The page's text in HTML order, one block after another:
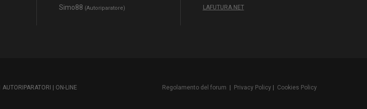
Simo88 (Autoriparatore)
LAFUTURA.NET
AUTORIPARATORI | ON-LINE Regolamento del forum Privacy Policy Cookies Policy